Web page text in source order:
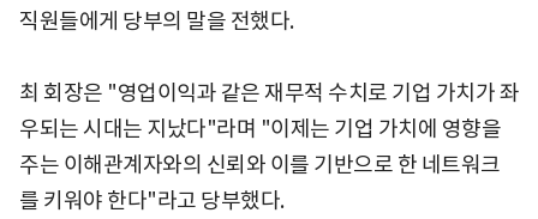
직원들에게 당부의 말을 전했다.
최 회장은 "영업이익과 같은 재무적 수치로 기업 가치가 좌
우되는 시대는 지났다"라며 "이제는 기업 가치에 영향을
주는 이해관계자와의 신뢰와 이를 기반으로 한 네트워크
를 키워야 한다"라고 당부했다.